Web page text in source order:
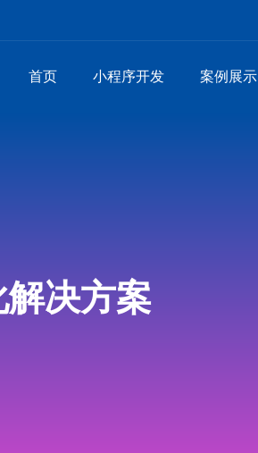
首页 小程序开发 案例展示
决方案